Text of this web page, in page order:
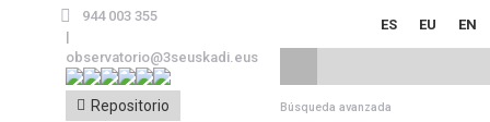
944 003 355
|
observatorio@3seuskadi.eus
Repositorio
ES EU EN
Búsqueda avanzada